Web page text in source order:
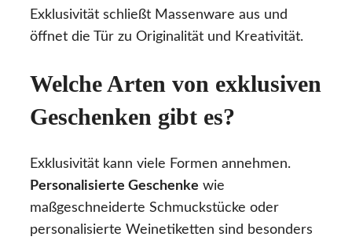
Exklusivität schließt Massenware aus und
öffnet die Tür zu Originalität und Kreativität.
Welche Arten von exklusiven
Geschenken gibt es?
Exklusivität kann viele Formen annehmen.
Personalisierte Geschenke wie
maßgeschneiderte Schmuckstücke oder
personalisierte Weinetiketten sind besonders